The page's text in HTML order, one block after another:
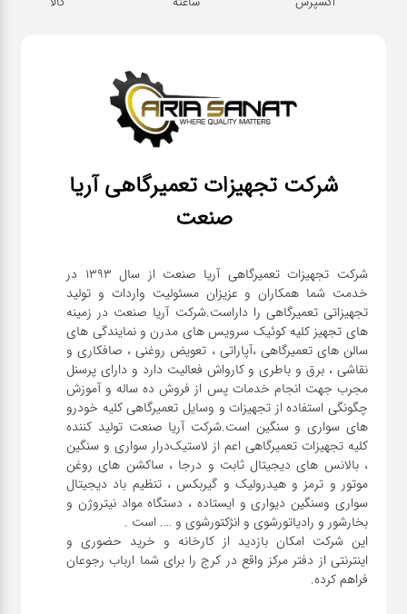
شرکت تجهیزات تعمیرگاهی آریا
صنعت
شرکت تجهیزات تعمیرگاهی آریا صنعت از سال ۱۳۹۳ در
خدمت شما همکاران و عزیزان مسئولیت واردات و تولید
تجهیزاتی تعمیرگاهی را داراست.شرکت آریا صنعت در زمینه
های تجهیز کلیه کوئیک سرویس های مدرن و نمایندگی های
سالن های تعمیرگاهی ،آپاراتی ، تعویض روغنی ، صافکاری و
نقاشی ، برق و باطری و کارواش فعالیت دارد و دارای پرسنل
مجرب جهت انجام خدمات پس از فروش ده ساله و آموزش
چگونگی استفاده از تجهیزات و وسایل تعمیرگاهی کلیه خودرو
های سواری و سنگین است.شرکت آریا صنعت تولید کننده
کلیه تجهیزات تعمیرگاهی اعم از لاستیک‌درار سواری و ‌سنگین
، بالانس های دیجیتال ثابت و درجا ، ساکشن های روغن
موتور و ترمز و هیدرولیک و گیربکس ، تنظیم باد دیجیتال
سواری و‌سنگین دیواری و ایستاده ، دستگاه مواد نیتروژن و
این شرکت امکان بازدید از کارخانه و خرید حضوری و
اینترنتی از دفتر مرکز واقع در کرج را برای شما ارباب رجوعان
فراهم کرده.